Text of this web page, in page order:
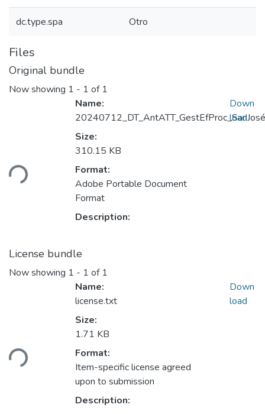
dc.type.spa Otro
Files
Original bundle
Now showing 1 - 1 of 1
Loading...
Name:
Size:
310.15 KB
Format:
Adobe Portable Document
Format
Description:
Down
load
License bundle
Now showing 1 - 1 of 1
Loading...
Name:
license.txt
Size:
1.71 KB
Format:
Item-specific license agreed
upon to submission
Description:
Down
load